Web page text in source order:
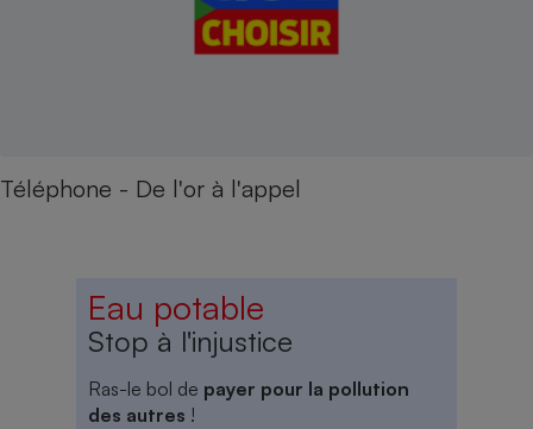
Téléphone - De l'or à l'appel
Eau potable
Stop à l'injustice
Ras-le bol de payer pour la pollution
des autres !